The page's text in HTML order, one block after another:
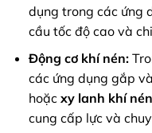
dụng trong các ứng
cầu tốc độ cao và
Động cơ khí nén:
các ứng dụng gắp
hoặc xy lanh khí nén
cung cấp lực và